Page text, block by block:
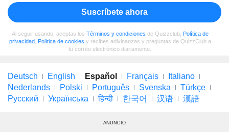
Suscríbete ahora
Al seguir usando, aceptas los Términos y condiciones de Quizzclub, Política de
privacidad, Política de cookies y recibes adivinanzas y preguntas de QuizzClub a
tu correo electrónico diariamente.
Deutsch English Español Français
Italiano
Nederlands
Polski Português Svenska
Türkçe
Русский
Українська हिन्दी 한국어 汉语 漢語
ANUNCIO